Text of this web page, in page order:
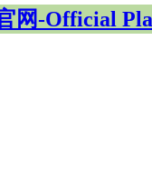
网-Official